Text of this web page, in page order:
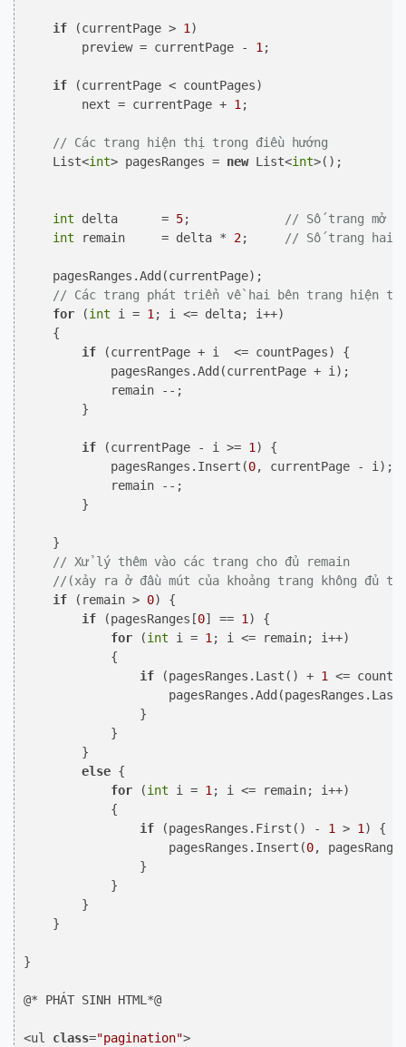
if (currentPage > 1 )
        preview = currentPage -
1 ;
if (currentPage < countPages)
        next = currentPage +
1 ;
// Các trang hiện thị trong điều hướng
    List<
int> pagesRanges = new List<int>();
int delta      = 5;
// Số trang mở
int remain     = delta * 2; // Số trang hai
    pagesRanges.Add(currentPage);
// Các trang phát triển về hai bên trang hiện
for (int i = 1 ; i <= delta; i++)
    {
if (currentPage + i  <= countPages) {
            pagesRanges.Add(currentPage + i);
            remain --;
        }
if (currentPage - i >= 1 ) {
            pagesRanges.Insert(
0, currentPage - i);
            remain --;
        }
    }
// Xử lý thêm vào các trang cho đủ remain
//(xảy ra ở đầu mút của khoảng trang không đủ
if (remain > 0) {
if (pagesRanges[0] == 1 ) {
for (int i = 1 ; i <= remain; i++)
            {
if (pagesRanges.Last() + 1
<=
                }
            }
        }
else {
for (int i = 1 ; i <= remain; i++)
            {
if (pagesRanges.First() - 1 > 1 ) {
                    pagesRanges.Insert(
0,
                }
            }
        }
    }
}
@* PHÁT SINH HTML*@
<ul class="pagination">